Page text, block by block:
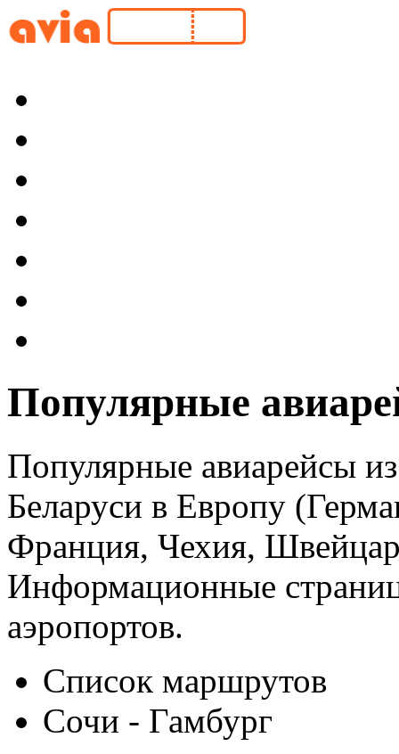
Популярные
Популярные авиарейсы
Беларуси в Европу
Франция, Чехия,
Информационные
аэропортов.
Список маршрутов
Сочи - Гамбург